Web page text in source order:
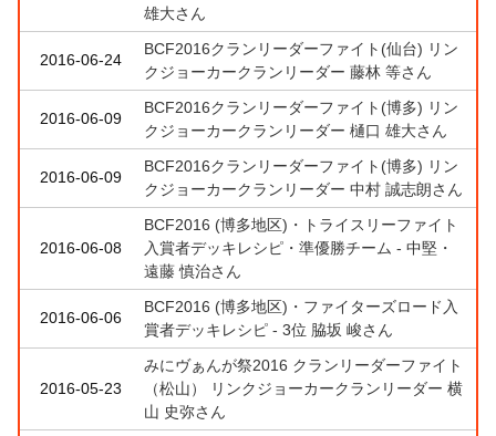
雄大さん
2016-06-24
BCF2016クランリーダーファイト(仙台) リン
クジョーカークランリーダー 藤林 等さん
2016-06-09
BCF2016クランリーダーファイト(博多) リン
クジョーカークランリーダー 樋口 雄大さん
2016-06-09
BCF2016クランリーダーファイト(博多) リン
クジョーカークランリーダー 中村 誠志朗さん
2016-06-08
BCF2016 (博多地区)・トライスリーファイト
入賞者デッキレシピ・準優勝チーム - 中堅・
遠藤 慎治さん
2016-06-06
BCF2016 (博多地区)・ファイターズロード入
賞者デッキレシピ - 3位 脇坂 峻さん
2016-05-23
みにヴぁんが祭2016 クランリーダーファイト
（松山） リンクジョーカークランリーダー 横
山 史弥さん